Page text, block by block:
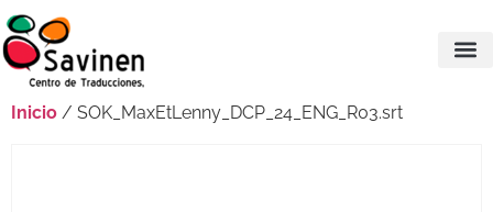
Inicio / SOK_MaxEtLenny_DCP_24_ENG_R03.srt